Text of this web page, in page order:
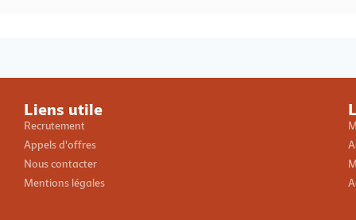
Liens utile
Recrutement
Appels d'offres
Nous contacter
Mentions légales